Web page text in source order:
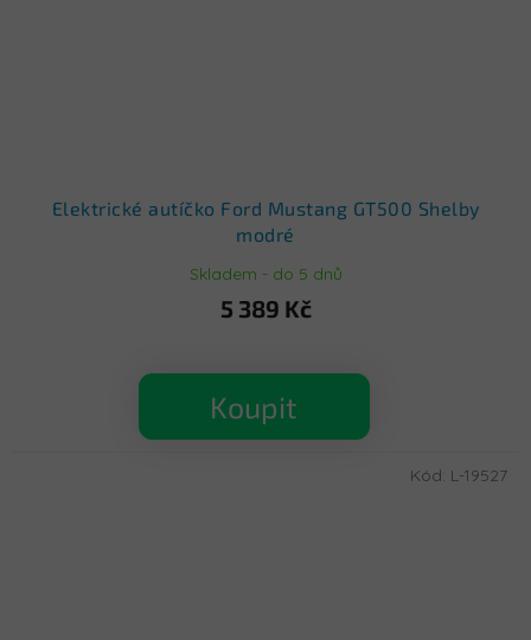
Elektrické autíčko Ford Mustang GT500 Shelby
modré
Skladem - do 5 dnů
5 389 Kč
Koupit
Kód: L-19527